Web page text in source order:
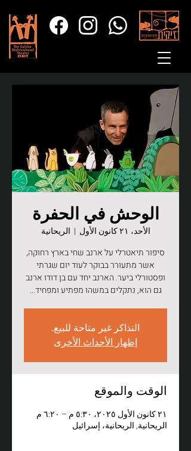
الوحش في الحفرة
الأحد، ٢١ كانون الأول
  |
الريحانية
סיפור תיאטרלי על ארנב שחי בארץ רחוקה,
אשר מתעורר בבוקר לעוד יום שגרתי
ופסטורלי ביער. הארנב יחד עם בן דודו ארנב
גם הוא, נתקלים במשהו מפתיע ומפחיד...
التذاكر غير متاحة للبيع.
إظهار الأحداث الأخرى
الوقت والموقع
٢١ كانون الأول ٢٠٢٥، ٥:٣٠ م – ٦:٢٠ م
الريحانية, الريحانية، إسرائيل